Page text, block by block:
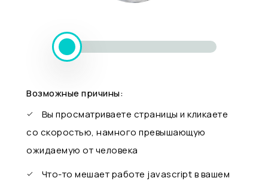
Возможные причины:
Вы просматриваете страницы и кликаете
со скоростью, намного превышающую
ожидаемую от человека
Что-то мешает работе javascript в вашем